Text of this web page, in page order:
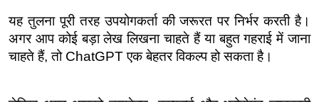
यह तुलना पूरी तरह उपयोगकर्ता की जरूरत पर निर्भर करती है।
अगर आप कोई बड़ा लेख लिखना चाहते हैं या बहुत गहराई में जाना
चाहते हैं, तो ChatGPT एक बेहतर विकल्प हो सकता है।